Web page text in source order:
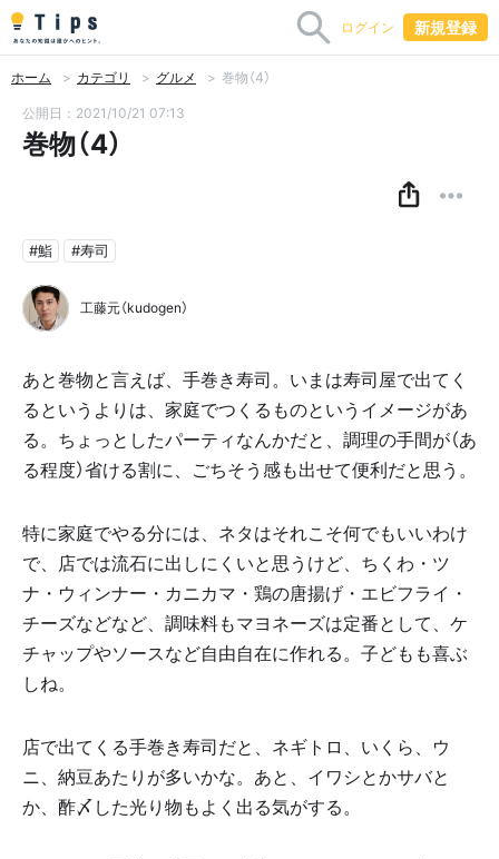
ログイン 新規登録
ホーム カテゴリ グルメ 巻物（4）
公開日：2021/10/21 07:13
巻物（4）
#鮨 #寿司
工藤元（kudogen）
あと巻物と言えば、手巻き寿司。いまは寿司屋で出てく
るというよりは、家庭でつくるものというイメージがあ
る。ちょっとしたパーティなんかだと、調理の手間が（あ
る程度）省ける割に、ごちそう感も出せて便利だと思う。
特に家庭でやる分には、ネタはそれこそ何でもいいわけ
で、店では流石に出しにくいと思うけど、ちくわ・ツ
ナ・ウィンナー・カニカマ・鶏の唐揚げ・エビフライ・
チーズなどなど、調味料もマヨネーズは定番として、ケ
チャップやソースなど自由自在に作れる。子どもも喜ぶ
しね。
店で出てくる手巻き寿司だと、ネギトロ、いくら、ウ
ニ、納豆あたりが多いかな。あと、イワシとかサバと
か、酢〆した光り物もよく出る気がする。